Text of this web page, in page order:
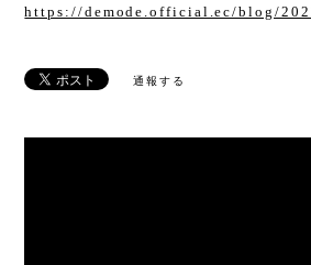
https://demode.official.ec/blog/
通報する